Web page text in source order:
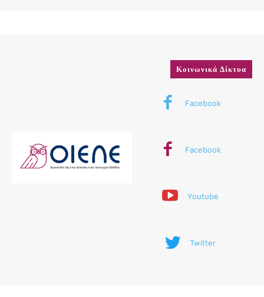
Κοινωνικά Δίκτυα
Facebook
Facebook
Youtube
Twitter